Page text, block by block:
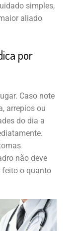
simples,
aliado
por
Caso note
arrepios ou
do dia a
não deve
feito o quanto